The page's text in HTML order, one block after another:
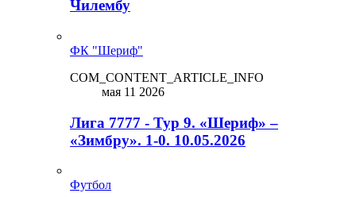
Чилембу
ФК "Шериф"
COM_CONTENT_ARTICLE_INFO
мая 11 2026
Лига 7777 - Тур 9. «Шериф» –
«Зимбру». 1-0. 10.05.2026
Футбол